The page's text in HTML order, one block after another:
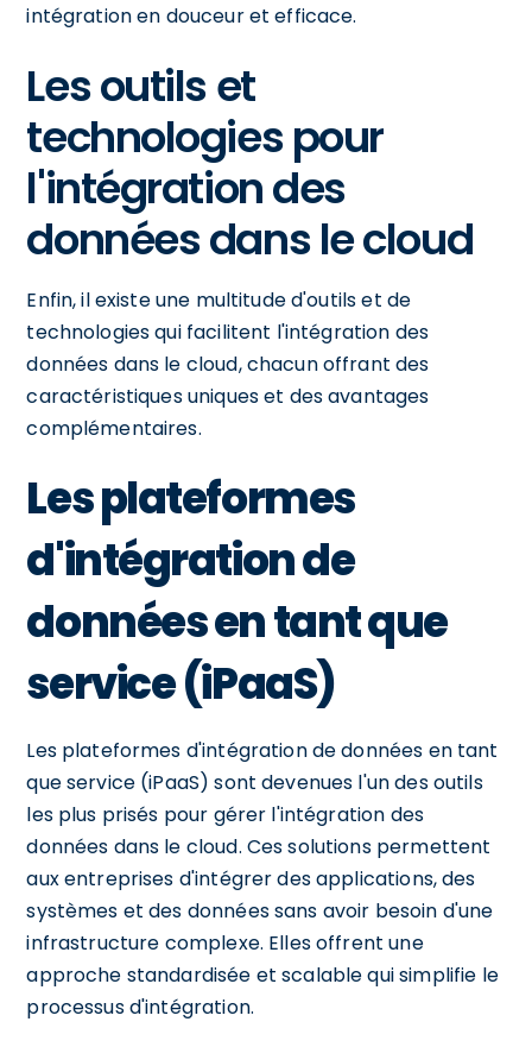
intégration en douceur et efficace.
Les outils et
technologies pour
l'intégration des
données dans le cloud
Enfin, il existe une multitude d'outils et de
technologies qui facilitent l'intégration des
données dans le cloud, chacun offrant des
caractéristiques uniques et des avantages
complémentaires.
Les plateformes
d'intégration de
données en tant que
service (iPaaS)
Les plateformes d'intégration de données en tant
que service (iPaaS) sont devenues l'un des outils
les plus prisés pour gérer l'intégration des
données dans le cloud. Ces solutions permettent
aux entreprises d'intégrer des applications, des
systèmes et des données sans avoir besoin d'une
infrastructure complexe. Elles offrent une
approche standardisée et scalable qui simplifie le
processus d'intégration.